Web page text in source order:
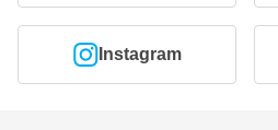
Instagram